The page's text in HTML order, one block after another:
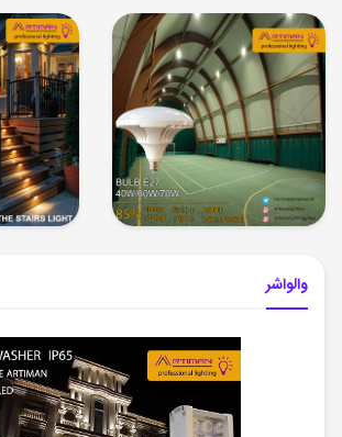
والواشر